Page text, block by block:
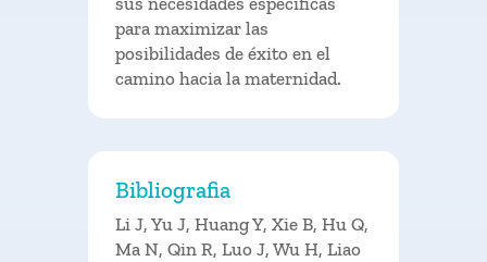
para maximizar las
posibilidades de éxito en el
camino hacia la maternidad.
Bibliografia
Li J, Yu J, Huang Y, Xie B, Hu Q,
Ma N, Qin R, Luo J, Wu H, Liao